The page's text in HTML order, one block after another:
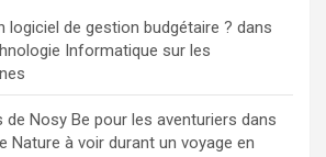
logiciel de gestion budgétaire ? dans
Informatique sur les
Nosy Be pour les aventuriers dans
Nature à voir durant un voyage en